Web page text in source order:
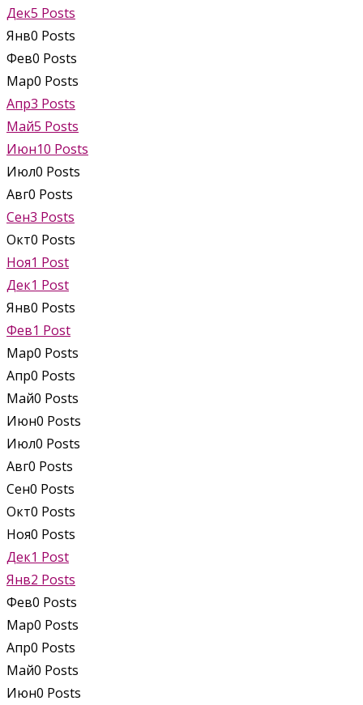
Дек5 Posts
Янв0 Posts
Фев0 Posts
Мар0 Posts
Апр3 Posts
Май5 Posts
Июн10 Posts
Июл0 Posts
Авг0 Posts
Сен3 Posts
Окт0 Posts
Ноя1 Post
Дек1 Post
Янв0 Posts
Фев1 Post
Мар0 Posts
Апр0 Posts
Май0 Posts
Июн0 Posts
Июл0 Posts
Авг0 Posts
Сен0 Posts
Окт0 Posts
Ноя0 Posts
Дек1 Post
Янв2 Posts
Фев0 Posts
Мар0 Posts
Апр0 Posts
Май0 Posts
Июн0 Posts